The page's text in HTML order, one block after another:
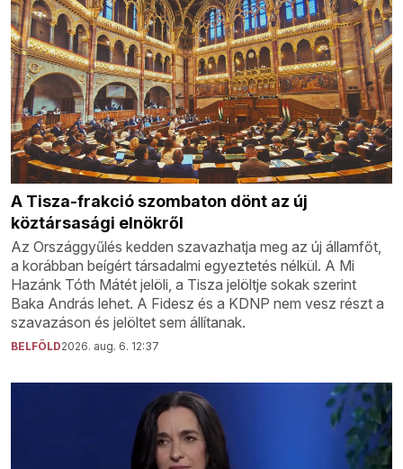
A Tisza-frakció szombaton dönt az új
köztársasági elnökről
Az Országgyűlés kedden szavazhatja meg az új államfőt,
a korábban beígért társadalmi egyeztetés nélkül. A Mi
Hazánk Tóth Mátét jelöli, a Tisza jelöltje sokak szerint
Baka András lehet. A Fidesz és a KDNP nem vesz részt a
szavazáson és jelöltet sem állítanak.
BELFÖLD2026. aug. 6. 12:37